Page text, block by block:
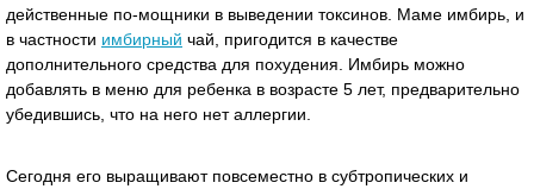
действенные по-мощники в выведении токсинов. Маме имбирь, и
в частности имбирный чай, пригодится в качестве
дополнительного средства для похудения. Имбирь можно
добавлять в меню для ребенка в возрасте 5 лет, предварительно
убедившись, что на него нет аллергии.
Сегодня его выращивают повсеместно в субтропических и